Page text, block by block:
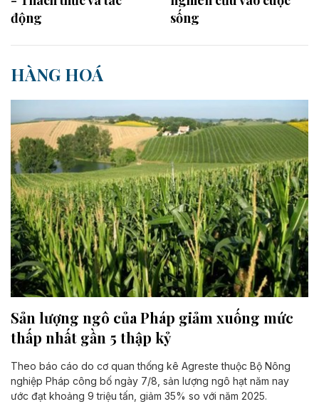
động
sống
HÀNG HOÁ
Sản lượng ngô của Pháp giảm xuống mức
thấp nhất gần 5 thập kỷ
Theo báo cáo do cơ quan thống kê Agreste thuộc Bộ Nông
nghiệp Pháp công bố ngày 7/8, sản lượng ngô hạt năm nay
ước đạt khoảng 9 triệu tấn, giảm 35% so với năm 2025.